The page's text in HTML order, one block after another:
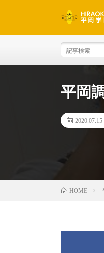
平岡
2020.07.15
HOME